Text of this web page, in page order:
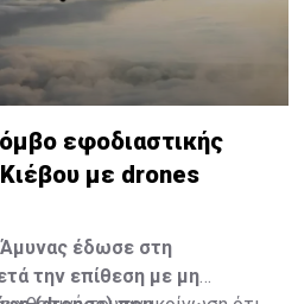
εφοδιαστικής
με drones
έδωσε στη
την επίθεση με μη